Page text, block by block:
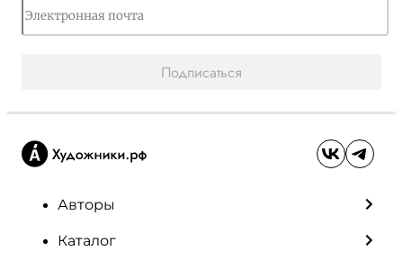
Подписаться
Авторы
Каталог